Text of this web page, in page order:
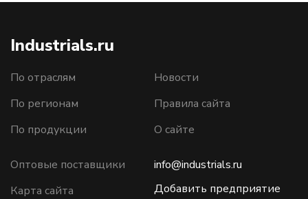
Industrials.ru
По отраслям
По регионам
По продукции
Новости
Правила сайта
О сайте
Оптовые поставщики
Карта сайта
info@industrials.ru
Добавить предприятие